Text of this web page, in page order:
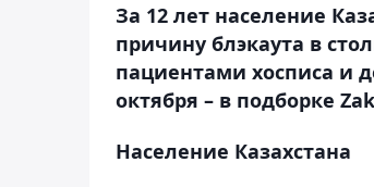
За 12 лет население
причину блэкаута в
пациентами хосписа и
октября – в подборке
Население Казахстана